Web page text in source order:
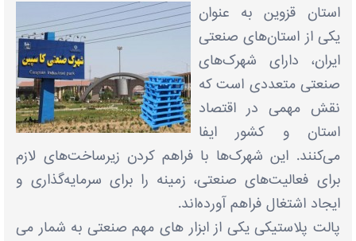
استان قزوین به عنوان
یکی از استان‌های صنعتی
ایران، دارای شهرک‌های
صنعتی متعددی است که
نقش مهمی در اقتصاد
استان و کشور ایفا
می‌کنند. این شهرک‌ها با فراهم کردن زیرساخت‌های لازم
برای فعالیت‌های صنعتی، زمینه را برای سرمایه‌گذاری و
ایجاد اشتغال فراهم آورده‌اند.
پالت پلاستیکی یکی از ابزار های مهم صنعتی به شمار می